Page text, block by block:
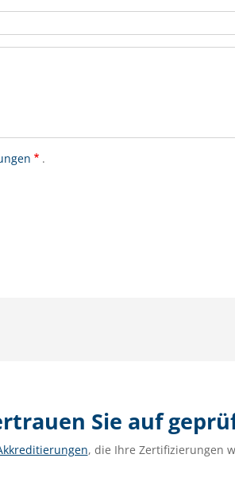
.
Sie auf
, die Ihre Zertifizierungen